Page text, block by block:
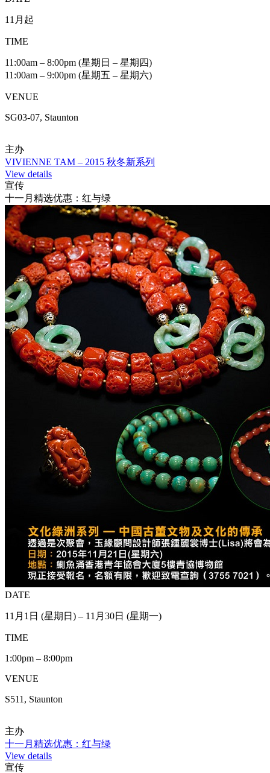
11月起
TIME
11:00am – 8:00pm (星期日 – 星期四)
11:00am – 9:00pm (星期五 – 星期六)
VENUE
SG03-07, Staunton
主办
VIVIENNE TAM – 2015 秋冬新系列
View details
宣传
十一月精选优惠：红与绿
DATE
11月1日 (星期日) – 11月30日 (星期一)
TIME
1:00pm – 8:00pm
VENUE
S511, Staunton
主办
十一月精选优惠：红与绿
View details
宣传